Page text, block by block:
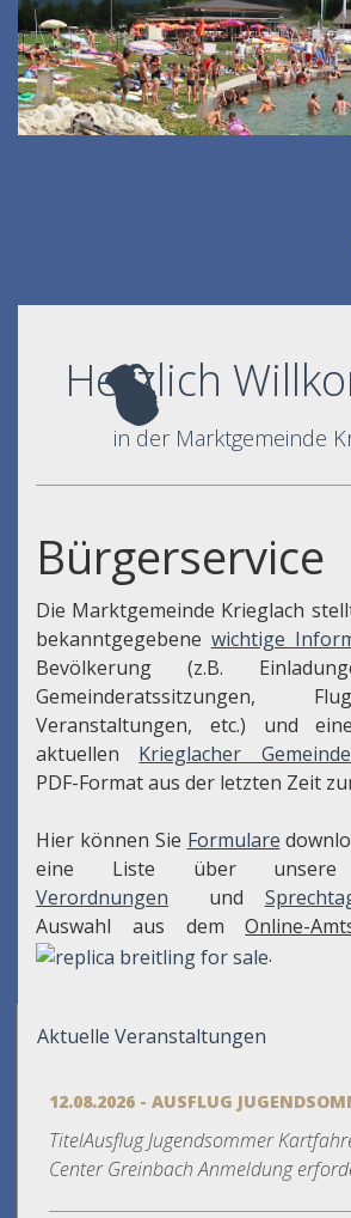
Herzlich
in der Marktgemeinde
Bürgerservice
Die Marktgemeinde Krieglach
bekanntgegebene wichtige
Bevölkerung (z.B.
Gemeinderatssitzungen,
Veranstaltungen, etc.) und
aktuellen Krieglacher
PDF-Format aus der letzten Zeit
Hier können Sie Formulare
eine Liste über
Verordnungen und
Auswahl aus demOnline-
.
Aktuelle Veranstaltungen
12.08.2026 - AUSFLUG
TitelAusflug Jugendsommer
Center Greinbach Anmeldung